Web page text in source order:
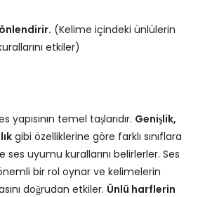
(Kelime içindeki ünlülerin
etkiler)
yapısının temel taşlarıdır. Genişlik,
gibi özelliklerine göre farklı sınıflara
ses uyumu kurallarını belirlerler. Ses
bir rol oynar ve kelimelerin
doğrudan etkiler. Ünlü harflerin